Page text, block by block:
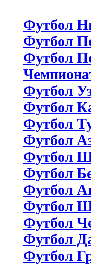
Футбол
Футбол
Футбол
Футбол
Футбол
Футбол
Футбол
Футбол
Футбол
Футбол
Футбол
Футбол
Футбол
Футбол